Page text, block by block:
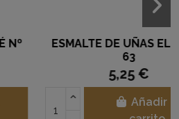
BROCHA EYELINER, SOMBRAS
Añadir al